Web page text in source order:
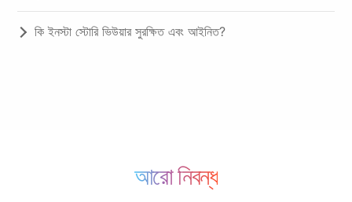
কি ইনস্টা স্টোরি ভিউয়ার সুরক্ষিত এবং আইনিত?
আরো নিবন্ধ